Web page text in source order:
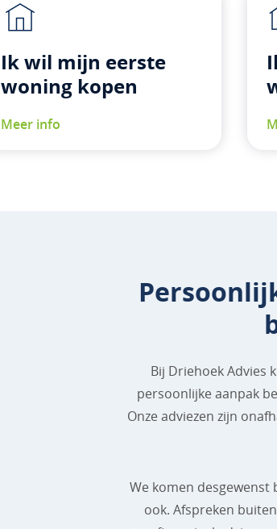
Ik wil mijn eerste
woning kopen
Meer info
Bij Driehoek Advies
persoonlijke aanpak
Onze adviezen zijn
We komen
ook. Afspreken